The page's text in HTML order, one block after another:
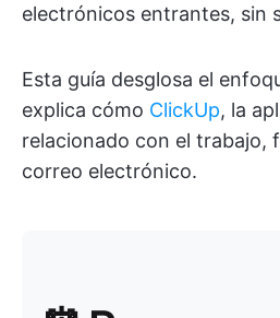
electrónicos entrantes, sin
Esta guía desglosa el
explica cómo ClickUp, la
relacionado con el trabajo,
correo electrónico.